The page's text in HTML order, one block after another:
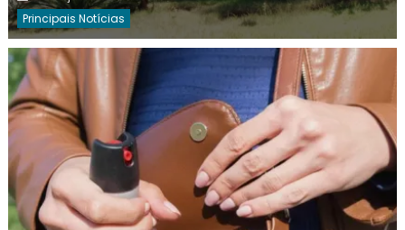
Principais Notícias